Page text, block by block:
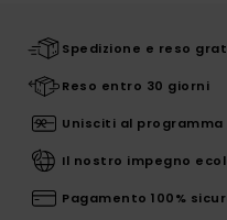
Spedizione e reso
Reso entro 30 giorni
Unisciti al
Il nostro impegno
Pagamento 100%